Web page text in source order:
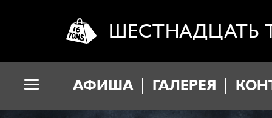
ШЕСТНАДЦАТЬ
АФИША ГАЛЕРЕЯ